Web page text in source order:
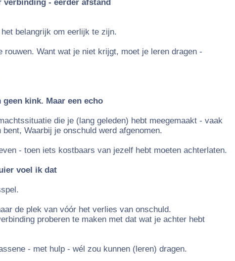
verbinding - eerder afstand
belangrijk om eerlijk te zijn.
rouwen. Want wat je niet krijgt, moet je leren dragen -
kink. Maar een echo
die je (lang geleden) hebt meegemaakt - vaak
Waarbij je onschuld werd afgenomen.
- toen iets kostbaars van jezelf hebt moeten achterlaten.
voel ik dat
de plek van vóór het verlies van onschuld.
proberen te maken met dat wat je achter hebt
- met hulp - wél zou kunnen (leren) dragen.